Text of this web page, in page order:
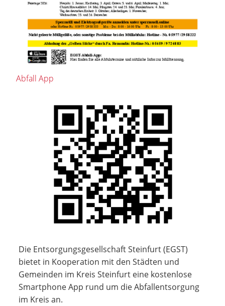
Abfall App
Die Entsorgungsgesellschaft Steinfurt (EGST)
bietet in Kooperation mit den Städten und
Gemeinden im Kreis Steinfurt eine kostenlose
Smartphone App rund um die Abfallentsorgung
im Kreis an.